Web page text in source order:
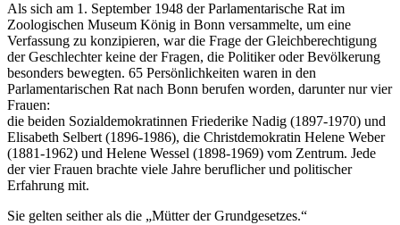
Als sich am 1. September 1948 der Parlamentarische Rat im
Zoologischen Museum König in Bonn versammelte, um eine
Verfassung zu konzipieren, war die Frage der Gleichberechtigung
der Geschlechter keine der Fragen, die Politiker oder Bevölkerung
besonders bewegten. 65 Persönlichkeiten waren in den
Parlamentarischen Rat nach Bonn berufen worden, darunter nur vier
Frauen:
die beiden Sozialdemokratinnen Friederike Nadig (1897-1970) und
Elisabeth Selbert (1896-1986), die Christdemokratin Helene Weber
(1881-1962) und Helene Wessel (1898-1969) vom Zentrum. Jede
der vier Frauen brachte viele Jahre beruflicher und politischer
Erfahrung mit.
Sie gelten seither als die
Mütter der Grundgesetzes.